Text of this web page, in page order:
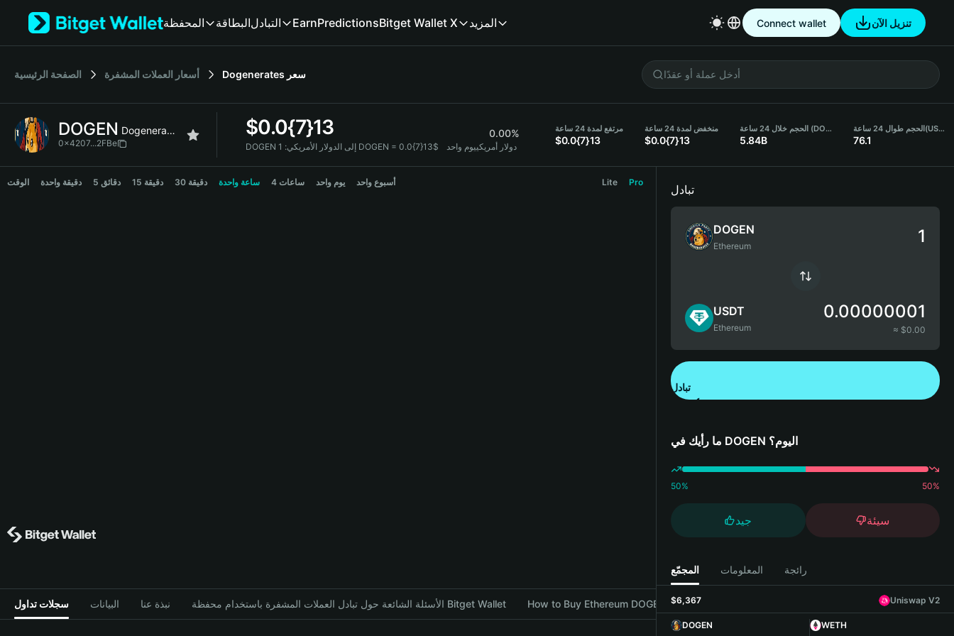
Tiếng Việt
Español (Latinoamérica)
Français
Deutsch
繁體中文
المحفظة البطاقةالتبادل EarnPredictionsBitget Wallet X المزيد Connect wallet تنزيل الآن
الصفحة الرئيسية أسعار العملات المشفرة Dogenerates سعر
DOGEN Dogenerates
0x4207...2FBe
$0.0{7}13 0.00%
DOGEN إلى الدولار الأمريكي: 1 DOGEN = 0.0{7}13$ دولار أمريكييوم واحد
مرتفع لمدة 24 ساعة
$0.0{7}13
منخفض لمدة 24 ساعة
$0.0{7}13
الحجم خلال 24 ساعة (DOGEN)
5.84B
الحجم طوال 24 ساعة(USDT)
76.1
DOGEN Price Chart
الوقت دقيقة واحدة 5 دقائق 15 دقيقة 30 دقيقة ساعة واحدة 4 ساعات يوم واحد أسبوع واحد Lite Pro
سجلات تداول البيانات نبذة عنا الأسئلة الشائعة حول تبادل العملات المشفرة باستخدام محفظة Bitget Wallet How to Buy Ethereum DOGEN with Bitget Wallet
تبادل
DOGEN
Ethereum
USDT
Ethereum
0.00000001
≈ $0.00
تبادل
ما رأيك في DOGEN اليوم؟
50% 50%
جيد سيئة
المجمّع المعلومات رائجة
$6,367 Uniswap V2
DOGEN
WETH